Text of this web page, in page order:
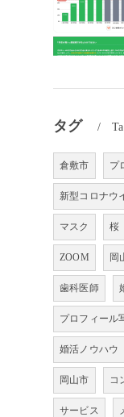
タグ
倉敷市 プ
新型コロナウ
マスク 桜
ZOOM 岡
歯科医師
プロフィール
婚活ノウハウ
岡山市 コ
サービス